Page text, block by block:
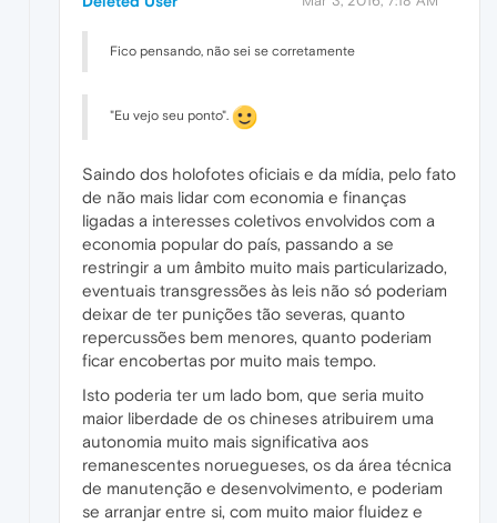
Fico pensando, não sei se corretamente
"Eu vejo seu ponto".
Saindo dos holofotes oficiais e da mídia, pelo fato
de não mais lidar com economia e finanças
ligadas a interesses coletivos envolvidos com a
economia popular do país, passando a se
restringir a um âmbito muito mais particularizado,
eventuais transgressões às leis não só poderiam
deixar de ter punições tão severas, quanto
repercussões bem menores, quanto poderiam
ficar encobertas por muito mais tempo.
Isto poderia ter um lado bom, que seria muito
maior liberdade de os chineses atribuirem uma
autonomia muito mais significativa aos
remanescentes noruegueses, os da área técnica
de manutenção e desenvolvimento, e poderiam
se arranjar entre si, com muito maior fluidez e